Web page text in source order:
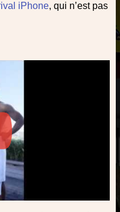
iPhone, qui n’est pas